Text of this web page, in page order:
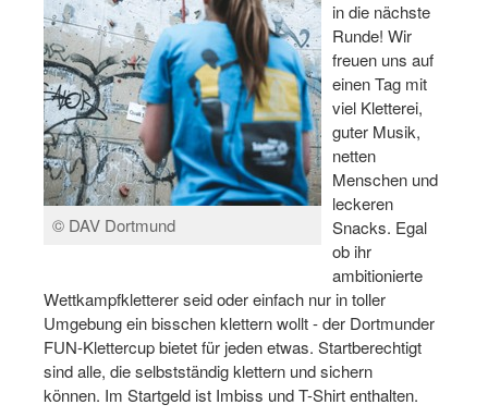
Erste-Hilfe-Ausbildung
Anmeldeformular / Anmeldebedingungen
Bezuschussung Qualifizierung für Dortmunder
Projekte
Open Sports Day
Bewegungszwerge
Bewegungskindergarten
© DAV Dortmund
in die nächste
Runde! Wir
freuen uns auf
einen Tag mit
viel Kletterei,
guter Musik,
netten
Menschen und
leckeren
Snacks. Egal
ob ihr
ambitionierte
Wettkampfkletterer seid oder einfach nur in toller
Umgebung ein bisschen klettern wollt - der Dortmunder
FUN-Klettercup bietet für jeden etwas. Startberechtigt
sind alle, die selbstständig klettern und sichern
können. Im Startgeld ist Imbiss und T-Shirt enthalten.